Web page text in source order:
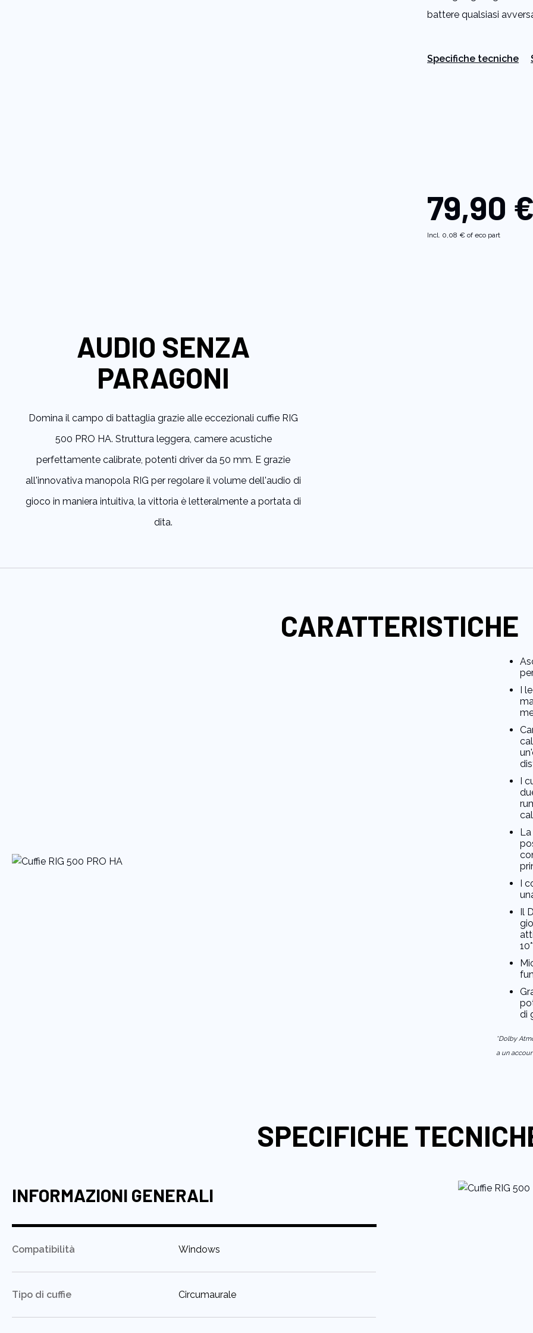
valutazione
Reviews.
Stesso
battere qualsiasi
Specifiche tecniche
79,90
Incl. 0,08 € of eco part
AUDIO SENZA
PARAGONI
Domina il campo di battaglia grazie alle eccezionali cuffie RIG
500 PRO HA. Struttura leggera, camere acustiche
perfettamente calibrate, potenti driver da 50 mm. E grazie
all'innovativa manopola RIG per regolare il volume dell'audio di
gioco in maniera intuitiva, la vittoria è letteralmente a portata di
dita.
CARATTERISTICHE
I
I
I
Il
10*
di
*Dolby
a un
SPECIFICHE
INFORMAZIONI GENERALI
Compatibilità :Windows
Tipo di cuffie :Circumaurale